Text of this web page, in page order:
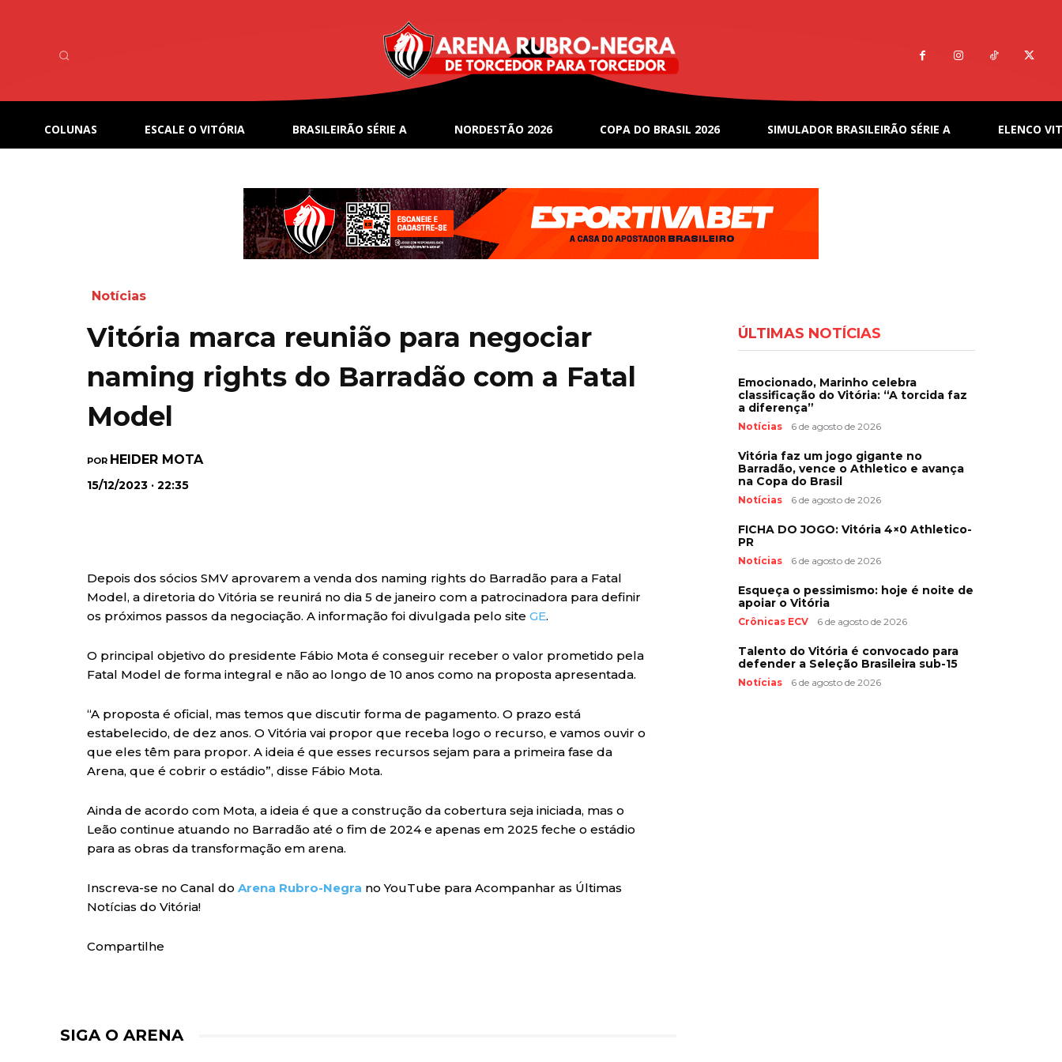
COLUNAS ESCALE O VITÓRIA BRASILEIRÃO SÉRIE A NORDESTÃO 2026 COPA DO BRASIL 2026 SIMULADOR BRASILEIRÃO SÉRIE A ELENCO
Notícias
Vitória marca reunião para negociar
naming rights do Barradão com a Fatal
Model
POR HEIDER MOTA
15/12/2023 · 22:35
Depois dos sócios SMV aprovarem a venda dos naming rights do Barradão para a Fatal
Model, a diretoria do Vitória se reunirá no dia 5 de janeiro com a patrocinadora para definir
os próximos passos da negociação. A informação foi divulgada pelo site GE.
O principal objetivo do presidente Fábio Mota é conseguir receber o valor prometido pela
Fatal Model de forma integral e não ao longo de 10 anos como na proposta apresentada.
“A proposta é oficial, mas temos que discutir forma de pagamento. O prazo está
estabelecido, de dez anos. O Vitória vai propor que receba logo o recurso, e vamos ouvir o
que eles têm para propor. A ideia é que esses recursos sejam para a primeira fase da
Arena, que é cobrir o estádio”, disse Fábio Mota.
Ainda de acordo com Mota, a ideia é que a construção da cobertura seja iniciada, mas o
Leão continue atuando no Barradão até o fim de 2024 e apenas em 2025 feche o estádio
para as obras da transformação em arena.
Inscreva-se no Canal do Arena Rubro-Negra no YouTube para Acompanhar as Últimas
Notícias do Vitória!
Compartilhe
SIGA O ARENA
ÚLTIMAS NOTÍCIAS
Emocionado, Marinho celebra
classificação do Vitória: “A torcida faz
a diferença”
Notícias 6 de agosto de 2026
Vitória faz um jogo gigante no
Barradão, vence o Athletico e avança
na Copa do Brasil
Notícias 6 de agosto de 2026
FICHA DO JOGO: Vitória 4×0 Athletico-
PR
Notícias 6 de agosto de 2026
Esqueça o pessimismo: hoje é noite de
apoiar o Vitória
Crônicas ECV 6 de agosto de 2026
Talento do Vitória é convocado para
defender a Seleção Brasileira sub-15
Notícias 6 de agosto de 2026